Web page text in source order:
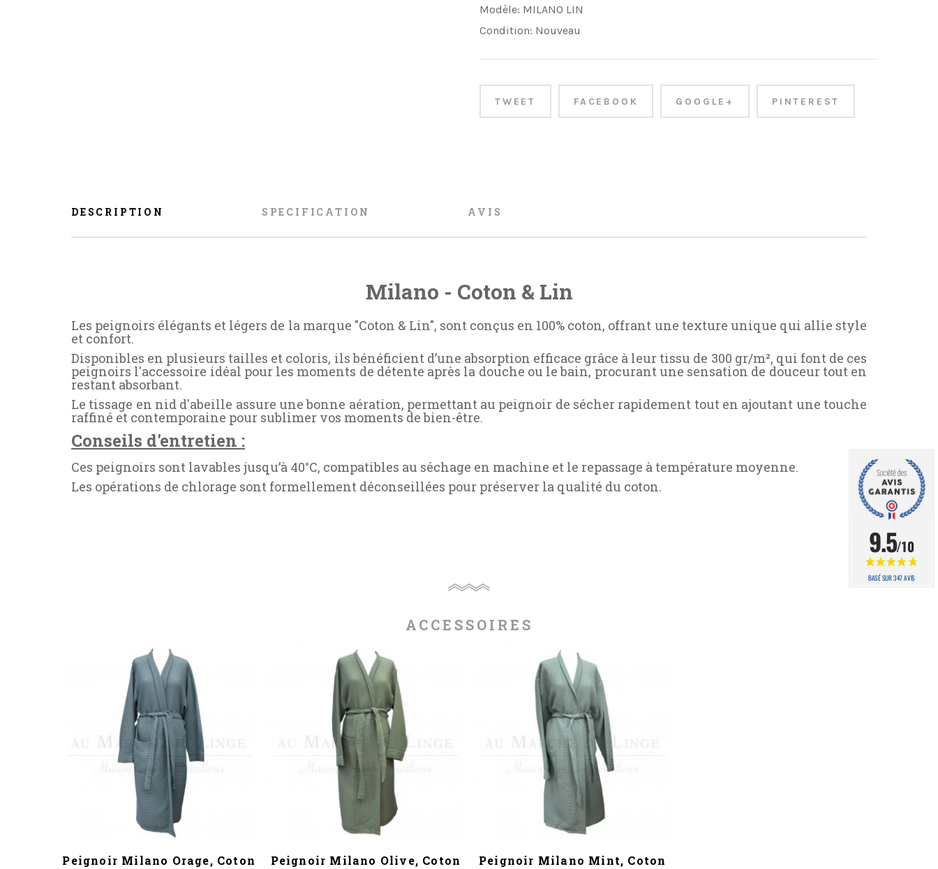
Modèle: MILANO LIN
Condition: Nouveau
TWEET FACEBOOK GOOGLE+ PINTEREST
DESCRIPTION SPECIFICATION AVIS
Milano - Coton & Lin
Les peignoirs élégants et légers de la marque "Coton & Lin", sont conçus en 100% coton, offrant une texture unique qui allie style
et confort.
Disponibles en plusieurs tailles et coloris, ils bénéficient d’une absorption efficace grâce à leur tissu de 300 gr/m², qui font de ces
peignoirs l'accessoire idéal pour les moments de détente après la douche ou le bain, procurant une sensation de douceur tout en
restant absorbant.
Le tissage en nid d'abeille assure une bonne aération, permettant au peignoir de sécher rapidement tout en ajoutant une touche
raffiné et contemporaine pour sublimer vos moments de bien-être.
Conseils d'entretien :
Ces peignoirs sont lavables jusqu’à 40°C, compatibles au séchage en machine et le repassage à température moyenne.
Les opérations de chlorage sont formellement déconseillées pour préserver la qualité du coton.
ACCESSOIRES
Peignoir Milano Orage, Coton
Peignoir Milano Olive, Coton
Peignoir Milano Mint, Coton
9.5/10
BASÉ SUR 347 AVIS